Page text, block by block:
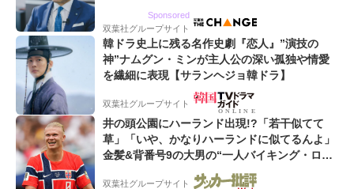
Sponsored
双葉社グループサイト
韓ドラ史上に残る名作史劇『恋人』”演技の
神”ナムグン・ミンが主人公の深い孤独や情愛
を繊細に表現【サランヘジョ韓ドラ】
双葉社グループサイト
井の頭公園にハーランド出現!?「若干似てて
草」「いや、かなりハーランドに似てるんよ」
金髪&背番号9の大男の“一人バイキング・ロ
ー”映像が話題!「元気をもらった」
双葉社グループサイト